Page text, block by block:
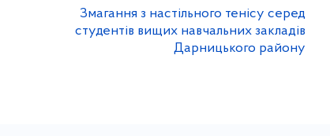
Змагання з настільного тенісу серед
студентів вищих навчальних закладів
Дарницького району